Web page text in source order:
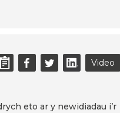
Video
eto ar y newidiadau i’r